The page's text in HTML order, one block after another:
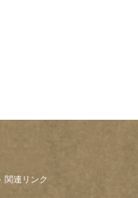
関連リンク